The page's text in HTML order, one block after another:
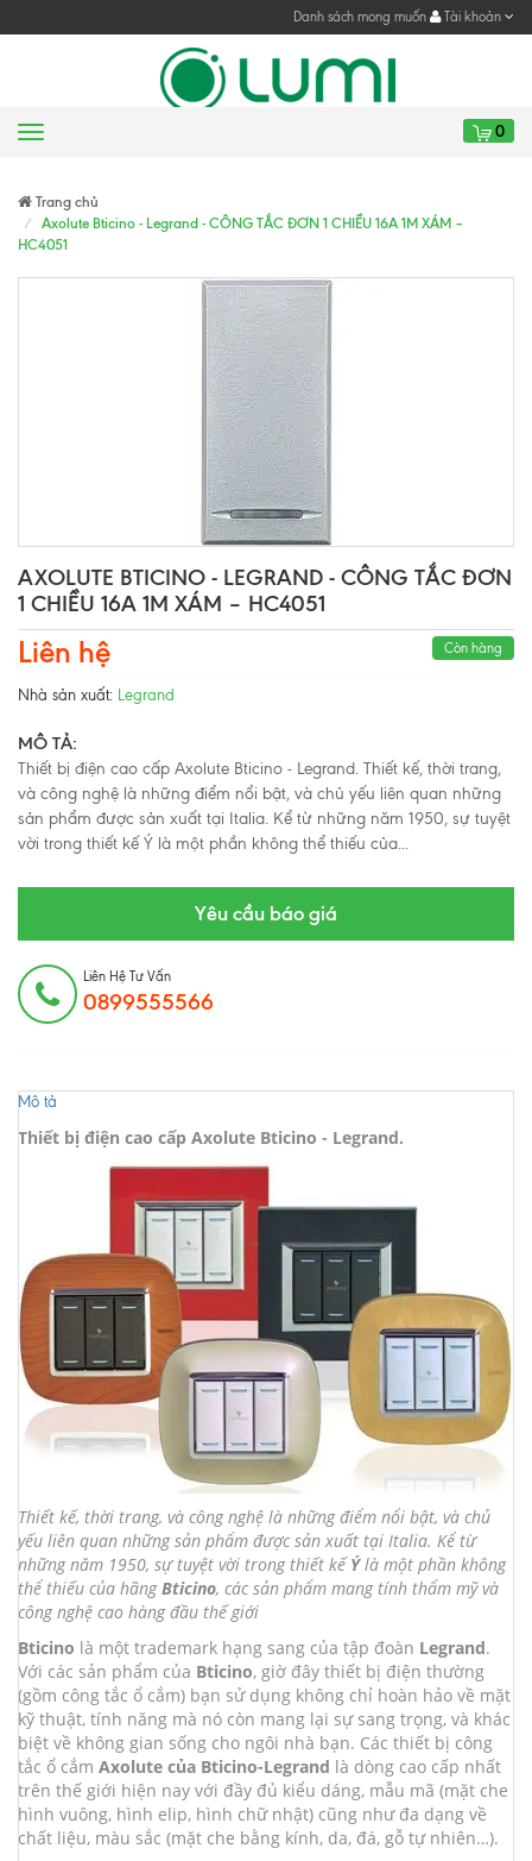
Danh sách mong muốn Tài khoản
Menu 0
Trang chủ
Axolute Bticino - Legrand - CÔNG TẮC ĐƠN 1 CHIỀU 16A 1M XÁM –
HC4051
AXOLUTE BTICINO - LEGRAND - CÔNG TẮC ĐƠN
1 CHIỀU 16A 1M XÁM – HC4051
Liên hệ Còn hàng
Nhà sản xuất: Legrand
MÔ TẢ:
Thiết bị điện cao cấp Axolute Bticino - Legrand. Thiết kế, thời trang,
và công nghệ là những điểm nổi bật, và chủ yếu liên quan những
sản phẩm được sản xuất tại Italia. Kể từ những năm 1950, sự tuyệt
vời trong thiết kế Ý là một phần không thể thiếu của...
Yêu cầu báo giá
Liên Hệ Tư Vấn
0899555566
Mô tả
Thiết bị điện cao cấp Axolute Bticino - Legrand.
Thiết kế, thời trang, và công nghệ là những điểm nổi bật, và chủ
yếu liên quan những sản phẩm được sản xuất tại Italia. Kể từ
những năm 1950, sự tuyệt vời trong thiết kếÝlà một phần không
thể thiếu của hãngBticino, các sản phẩm mang tính thẩm mỹ và
công nghệ cao hàng đầu thế giới
Bticino là một trademark hạng sang của tập đoàn Legrand.
Với các sản phẩm của Bticino, giờ đây thiết bị điện thường
(gồm công tắc ổ cắm) bạn sử dụng không chỉ hoàn hảo về mặt
kỹ thuật, tính năng mà nó còn mang lại sự sang trọng, và khác
biệt về không gian sống cho ngôi nhà bạn. Các thiết bị công
tắc ổ cắm Axolute của Bticino-Legrand là dòng cao cấp nhất
trên thế giới hiện nay với đầy đủ kiểu dáng, mẫu mã (mặt che
hình vuông, hình elip, hình chữ nhật) cũng như đa dạng về
chất liệu, màu sắc (mặt che bằng kính, da, đá, gỗ tự nhiên…).